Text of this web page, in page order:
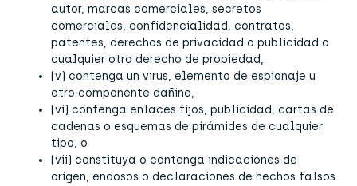
autor, marcas comerciales, secretos
comerciales, confidencialidad, contratos,
patentes, derechos de privacidad o publicidad o
cualquier otro derecho de propiedad,
(v) contenga un virus, elemento de espionaje u
otro componente dañino,
(vi) contenga enlaces fijos, publicidad, cartas de
cadenas o esquemas de pirámides de cualquier
tipo, o
(vii) constituya o contenga indicaciones de
origen, endosos o declaraciones de hechos falsos